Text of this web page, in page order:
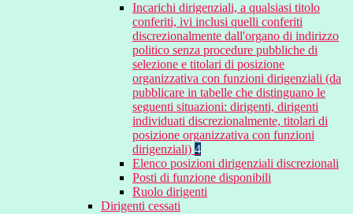
Incarichi dirigenziali, a qualsiasi titolo
conferiti, ivi inclusi quelli conferiti
discrezionalmente dall'organo di indirizzo
politico senza procedure pubbliche di
selezione e titolari di posizione
organizzativa con funzioni dirigenziali (da
pubblicare in tabelle che distinguano le
seguenti situazioni: dirigenti, dirigenti
individuati discrezionalmente, titolari di
posizione organizzativa con funzioni
dirigenziali) 4
Elenco posizioni dirigenziali discrezionali
Posti di funzione disponibili
Ruolo dirigenti
Dirigenti cessati